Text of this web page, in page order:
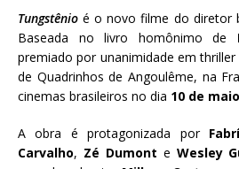
Tungstênio é o novo filme do diretor
Baseada no livro homônimo de
premiado por unanimidade em
de Quadrinhos de Angoulême, na
cinemas brasileiros no dia 10 de maio
A obra é protagonizada por
Carvalho, Zé Dumont e Wesley